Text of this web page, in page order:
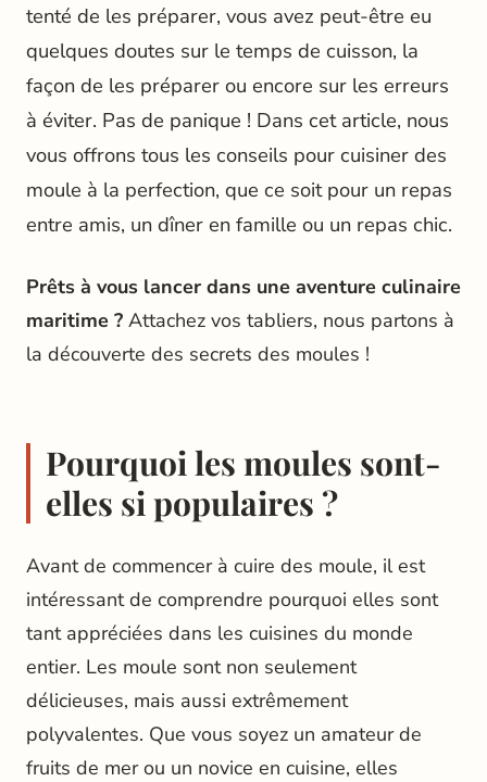
tenté de les préparer, vous avez peut-être eu
quelques doutes sur le temps de cuisson, la
façon de les préparer ou encore sur les erreurs
à éviter. Pas de panique ! Dans cet article, nous
vous offrons tous les conseils pour cuisiner des
moule à la perfection, que ce soit pour un repas
entre amis, un dîner en famille ou un repas chic.
Prêts à vous lancer dans une aventure culinaire
maritime ? Attachez vos tabliers, nous partons à
la découverte des secrets des moules !
Pourquoi les moules sont-
elles si populaires ?
Avant de commencer à cuire des moule, il est
intéressant de comprendre pourquoi elles sont
tant appréciées dans les cuisines du monde
entier. Les moule sont non seulement
délicieuses, mais aussi extrêmement
polyvalentes. Que vous soyez un amateur de
fruits de mer ou un novice en cuisine, elles